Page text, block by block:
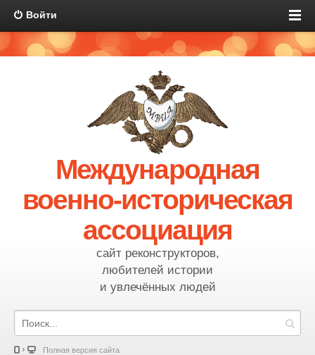
Войти
Международная
военно-историческая
ассоциация
сайт реконструкторов,
любителей истории
и увлечённых людей
Полная версия сайта